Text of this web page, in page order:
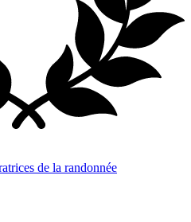
de la randonnée